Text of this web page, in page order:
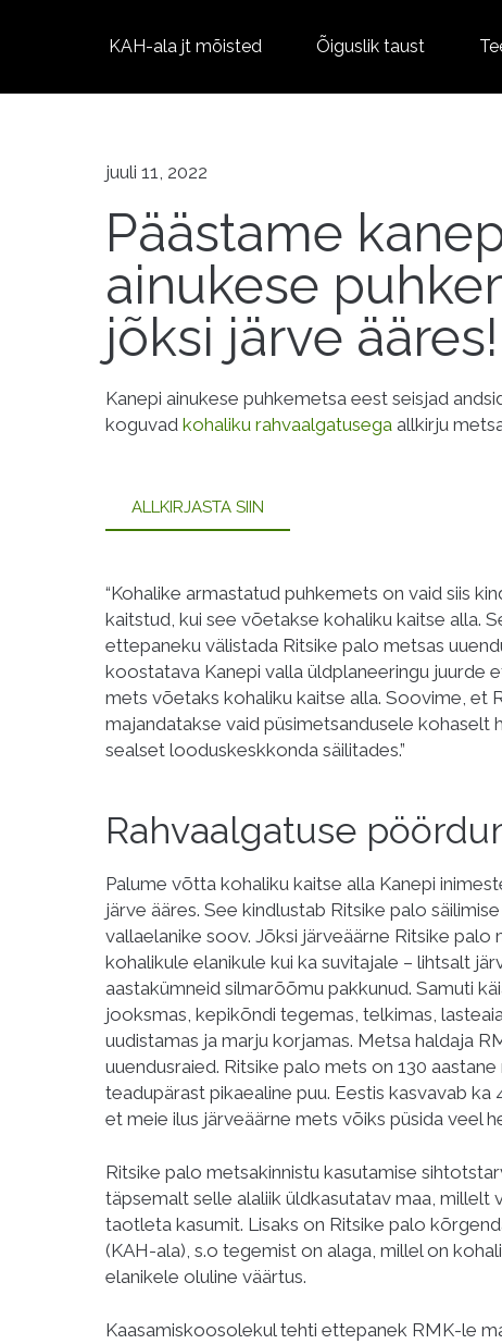
KAH-ala jt mõisted Õiguslik taust
juuli 11, 2022
Päästame
ainukese
jõksi järve ääres!
Kanepi ainukese puhkemetsa eest seisjad
koguvad kohaliku rahvaalgatusega allkirju
ALLKIRJASTA SIIN
“Kohalike armastatud puhkemets on vaid siis
kaitstud, kui see võetakse kohaliku kaitse alla.
ettepaneku välistada Ritsike palo metsas
koostatava Kanepi valla üldplaneeringu juurde
mets võetaks kohaliku kaitse alla. Soovime, et
majandatakse vaid püsimetsandusele kohaselt
sealset looduskeskkonda säilitades.”
Rahvaalgatuse
Palume võtta kohaliku kaitse alla Kanepi
järve ääres. See kindlustab Ritsike palo
vallaelanike soov. Jõksi järveäärne Ritsike palo
kohalikule elanikule kui ka suvitajale – lihtsalt
aastakümneid silmarõõmu pakkunud. Samuti
jooksmas, kepikõndi tegemas, telkimas,
uudistamas ja marju korjamas. Metsa haldaja
uuendusraied. Ritsike palo mets on 130
teadupärast pikaealine puu. Eestis kasvavab ka
et meie ilus järveäärne mets võiks püsida veel
Ritsike palo metsakinnistu kasutamise
täpsemalt selle alaliik üldkasutatav maa, millelt
taotleta kasumit. Lisaks on Ritsike palo
(KAH-ala), s.o tegemist on alaga, millel on
elanikele oluline väärtus.
Kaasamiskoosolekul tehti ettepanek RMK-le